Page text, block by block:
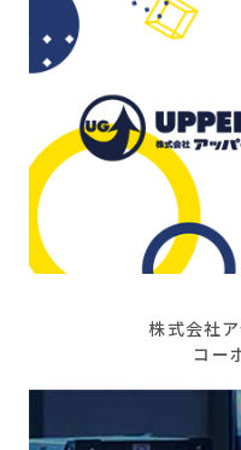
株式会社ア
コー